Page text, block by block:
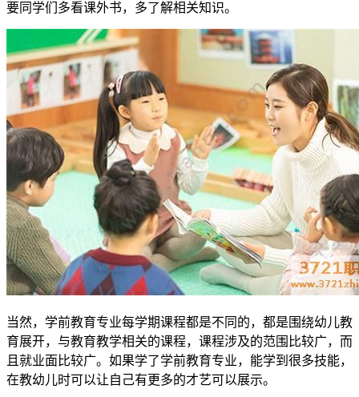
要同学们多看课外书，多了解相关知识。
当然，学前教育专业每学期课程都是不同的，都是围绕幼儿教
育展开，与教育教学相关的课程，课程涉及的范围比较广，而
且就业面比较广。如果学了学前教育专业，能学到很多技能，
在教幼儿时可以让自己有更多的才艺可以展示。